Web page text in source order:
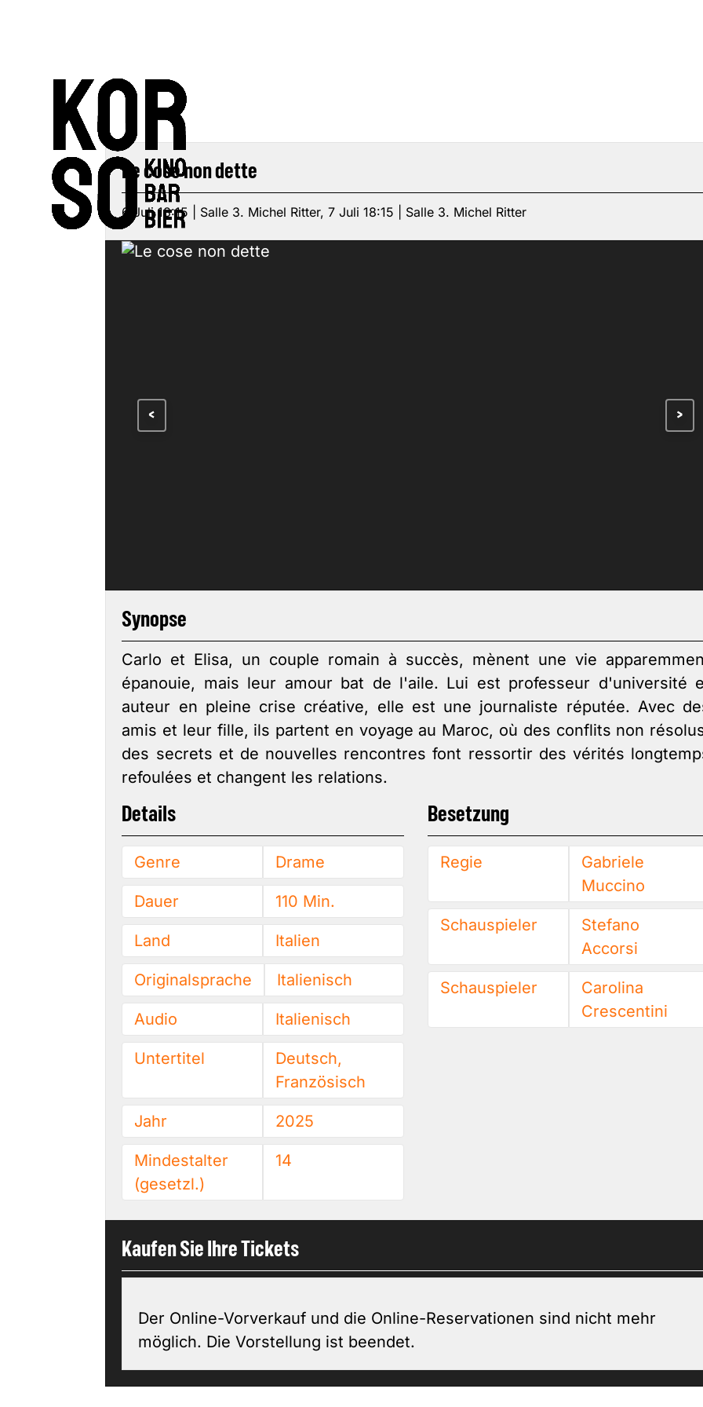
Le cose non dette
6 Juli 18:15 | Salle 3. Michel Ritter, 7 Juli 18:15 | Salle 3. Michel Ritter
< >
Synopse
Carlo et Elisa, un couple romain à succès, mènent une vie
épanouie, mais leur amour bat de l'aile. Lui est professeur d'université
auteur en pleine crise créative, elle est une journaliste réputée. Avec
amis et leur fille, ils partent en voyage au Maroc, où des conflits non
des secrets et de nouvelles rencontres font ressortir des vérités
refoulées et changent les relations.
Details
Genre Drame
Dauer 110 Min.
Land Italien
Originalsprache Italienisch
Audio Italienisch
Untertitel
Deutsch,
Französisch
Jahr 2025
Mindestalter
(gesetzl.)
14
Besetzung
Regie
Gabriele
Muccino
Schauspieler
Stefano
Accorsi
Schauspieler
Carolina
Crescentini
Kaufen Sie Ihre Tickets
Der Online-Vorverkauf und die Online-Reservationen sind nicht mehr
möglich. Die Vorstellung ist beendet.